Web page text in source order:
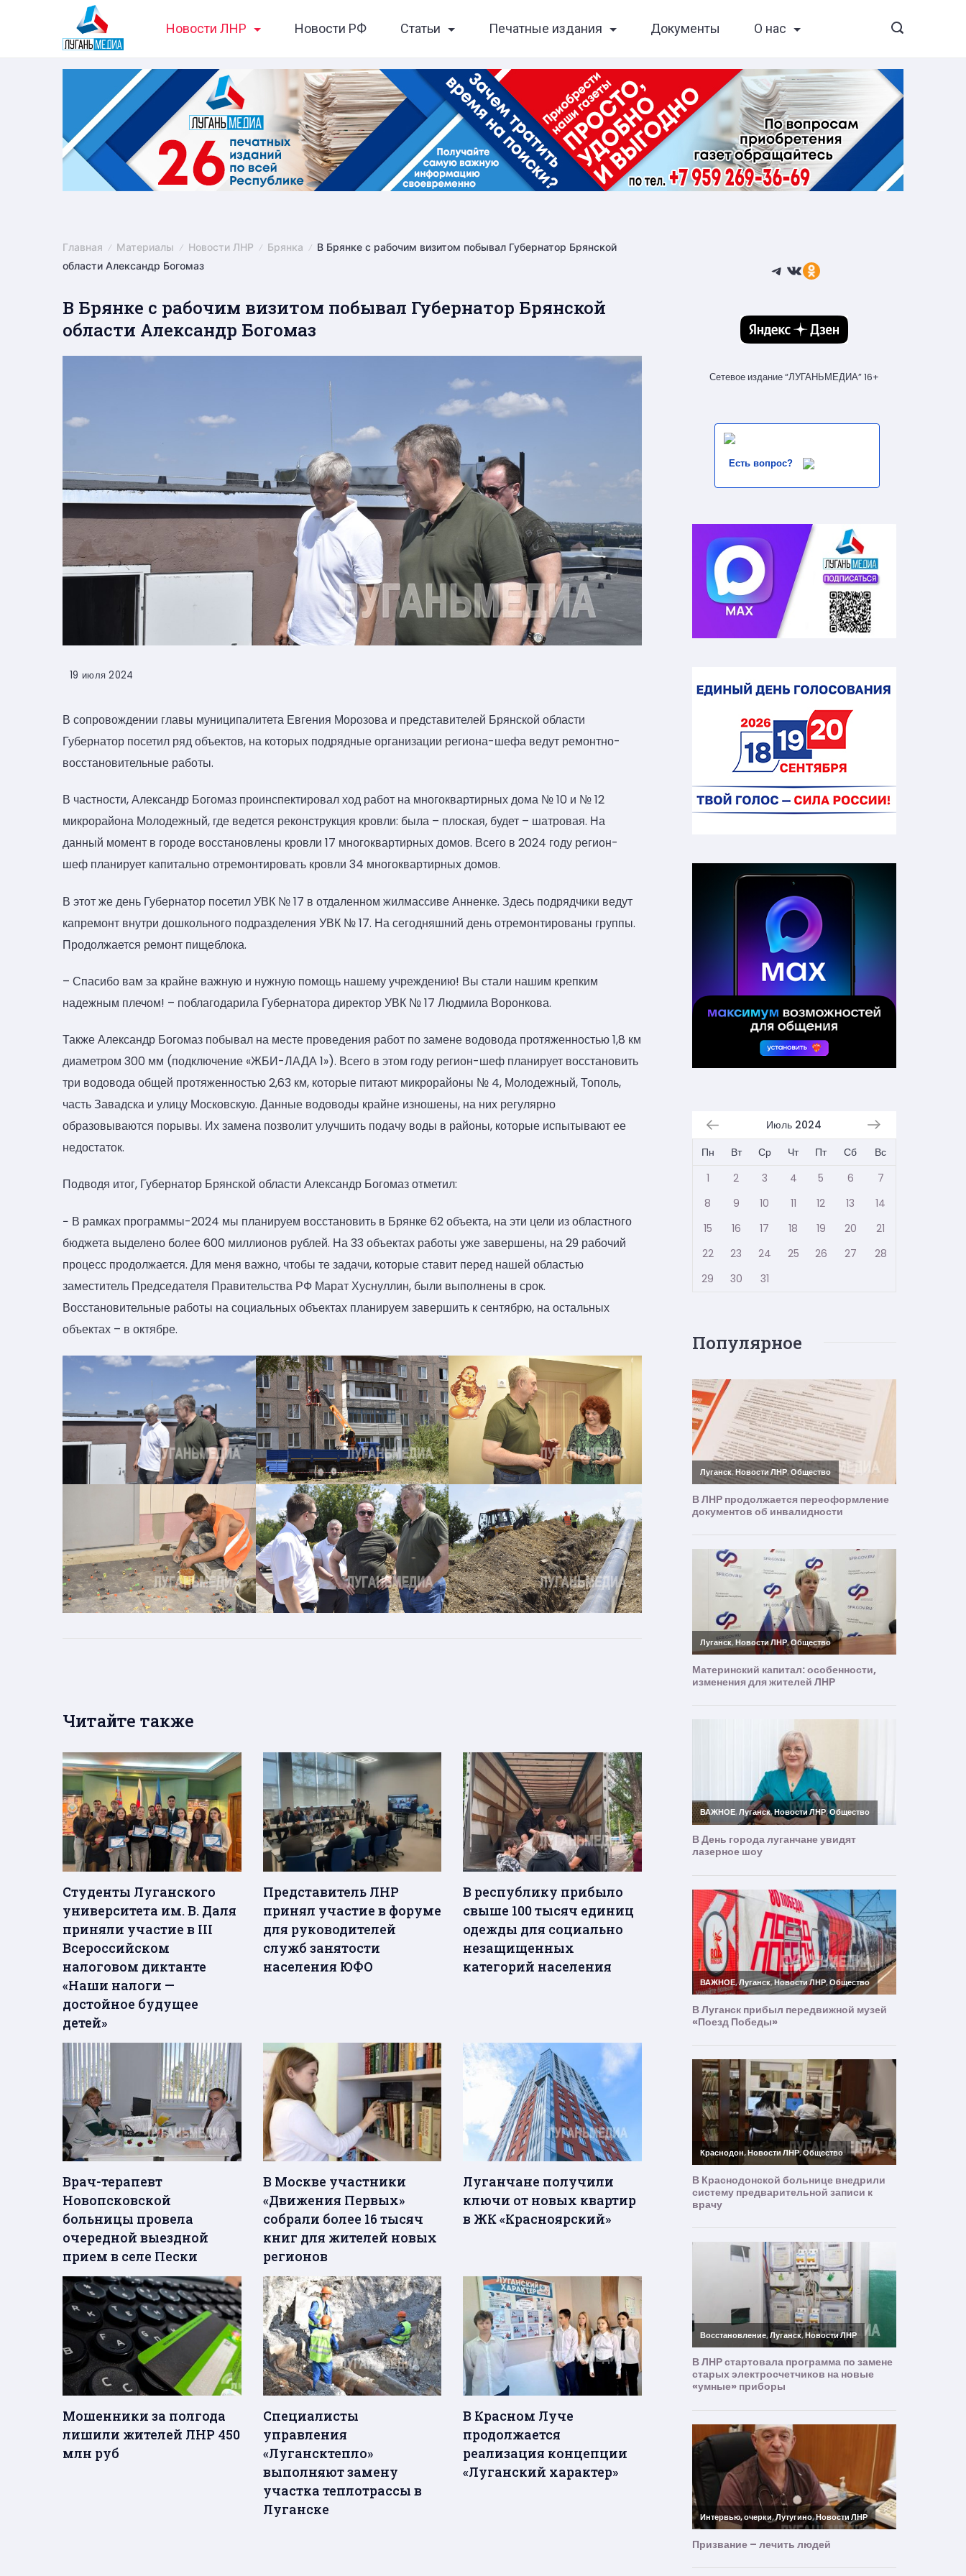
Новости ЛНР Новости РФ Статьи Печатные издания Документы О нас
Главная Материалы Новости ЛНР Брянка
В Брянке с рабочим визитом побывал Губернатор Брянской
области Александр Богомаз
В Брянке с рабочим визитом побывал Губернатор Брянской
области Александр Богомаз
19 июля 2024
В сопровождении главы муниципалитета Евгения Морозова и представителей Брянской области
Губернатор посетил ряд объектов, на которых подрядные организации региона-шефа ведут ремонтно-
восстановительные работы.
В частности, Александр Богомаз проинспектировал ход работ на многоквартирных дома № 10 и № 12
микрорайона Молодежный, где ведется реконструкция кровли: была – плоская, будет – шатровая. На
данный момент в городе восстановлены кровли 17 многоквартирных домов. Всего в 2024 году регион-
шеф планирует капитально отремонтировать кровли 34 многоквартирных домов.
В этот же день Губернатор посетил УВК № 17 в отдаленном жилмассиве Анненке. Здесь подрядчики ведут
капремонт внутри дошкольного подразделения УВК № 17. На сегодняшний день отремонтированы группы.
Продолжается ремонт пищеблока.
– Спасибо вам за крайне важную и нужную помощь нашему учреждению! Вы стали нашим крепким
надежным плечом! – поблагодарила Губернатора директор УВК № 17 Людмила Воронкова.
Также Александр Богомаз побывал на месте проведения работ по замене водовода протяженностью 1,8 км
диаметром 300 мм (подключение «ЖБИ-ЛАДА 1»). Всего в этом году регион-шеф планирует восстановить
три водовода общей протяженностью 2,63 км, которые питают микрорайоны № 4, Молодежный, Тополь,
часть Завадска и улицу Московскую. Данные водоводы крайне изношены, на них регулярно
образовываются порывы. Их замена позволит улучшить подачу воды в районы, которые испытывают ее
недостаток.
Подводя итог, Губернатор Брянской области Александр Богомаз отметил:
− В рамках программы-2024 мы планируем восстановить в Брянке 62 объекта, на эти цели из областного
бюджета выделено более 600 миллионов рублей. На 33 объектах работы уже завершены, на 29 рабочий
процесс продолжается. Для меня важно, чтобы те задачи, которые ставит перед нашей областью
заместитель Председателя Правительства РФ Марат Хуснуллин, были выполнены в срок.
Восстановительные работы на социальных объектах планируем завершить к сентябрю, на остальных
объектах – в октябре.
Читайте также
Студенты Луганского
университета им. В. Даля
приняли участие в III
Всероссийском
налоговом диктанте
«Наши налоги —
достойное будущее
детей»
Представитель ЛНР
принял участие в форуме
для руководителей
служб занятости
населения ЮФО
В республику прибыло
свыше 100 тысяч единиц
одежды для социально
незащищенных
категорий населения
Врач-терапевт
Новопсковской
больницы провела
очередной выездной
прием в селе Пески
В Москве участники
«Движения Первых»
собрали более 16 тысяч
книг для жителей новых
регионов
Луганчане получили
ключи от новых квартир
в ЖК «Красноярский»
Мошенники за полгода
лишили жителей ЛНР 450
млн руб
Специалисты
управления
«Лугансктепло»
выполняют замену
участка теплотрассы в
Луганске
В Красном Луче
продолжается
реализация концепции
«Луганский характер»
Telegram
ВКонтакте
Ссылка
Сетевое издание “ЛУГАНЬМЕДИА” 16+
Есть вопрос?
Июль 2024
Пн
Вт Ср Чт Пт Сб
Вс
1
2 3 4 5 6
7
8
9 10 11 12 13
14
15
16 17 18 19 20
21
22
23 24 25 26 27
28
29
30 31
Популярное